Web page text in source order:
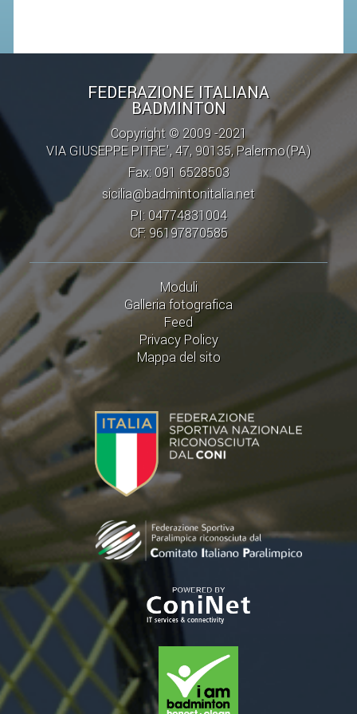
FEDERAZIONE ITALIANA
BADMINTON
Copyright © 2009 -2021
VIA GIUSEPPE PITRE', 47, 90135, Palermo(PA)
Fax: 091 6528503
sicilia@badmintonitalia.net
PI: 04774831004
CF: 96197870585
Moduli
Galleria fotografica
Feed
Privacy Policy
Mappa del sito
FIBA NAZIONALE